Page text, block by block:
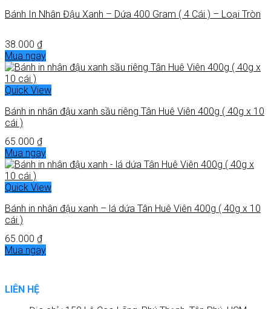
Bánh In Nhân Đậu Xanh – Dứa 400 Gram ( 4 Cái ) – Loại Tròn
38.000 ₫
Mua ngay
Quick View
Bánh in nhân đậu xanh sầu riêng Tân Huê Viên 400g ( 40g x 10
cái )
65.000 ₫
Mua ngay
Quick View
Bánh in nhân đậu xanh – lá dứa Tân Huê Viên 400g ( 40g x 10
cái )
65.000 ₫
Mua ngay
LIÊN HỆ